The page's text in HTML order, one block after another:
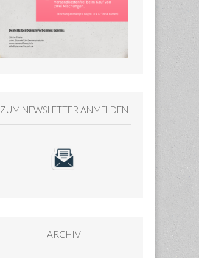
ZUM NEWSLETTER ANMELDEN
ARCHIV